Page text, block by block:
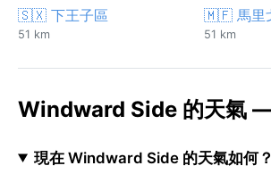
🇸🇽 下王子區
51 km
🇲🇫 馬里
51 km
Windward Side 的天氣
現在 Windward Side 的天氣如何？